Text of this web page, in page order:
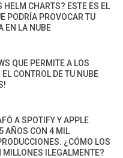
HELM CHARTS? ESTE ES EL
PODRÍA PROVOCAR TU
EN LA NUBE
QUE PERMITE A LOS
CONTROL DE TU NUBE
A SPOTIFY Y APPLE
AÑOS CON 4 MIL
¿CÓMO LOS
ILEGALMENTE?